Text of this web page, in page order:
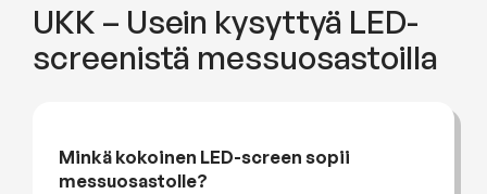
UKK – Usein kysyttyä LED-
screenistä messuosastoilla
Minkä kokoinen LED-screen sopii
messuosastolle?